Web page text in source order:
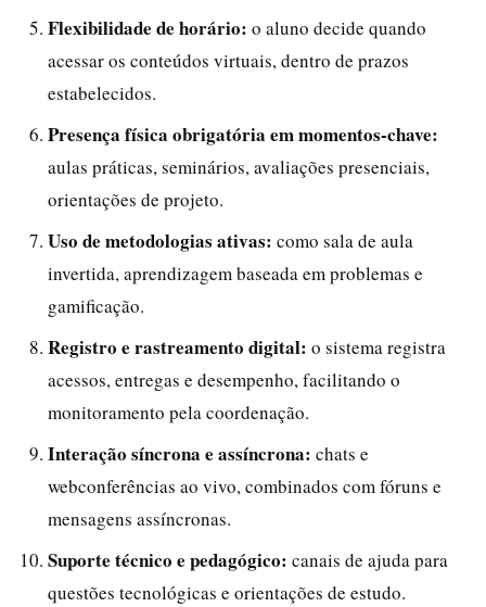
Flexibilidade de horário: o aluno decide quando
acessar os conteúdos virtuais, dentro de prazos
estabelecidos.
Presença física obrigatória em momentos-chave:
aulas práticas, seminários, avaliações presenciais,
orientações de projeto.
Uso de metodologias ativas: como sala de aula
invertida, aprendizagem baseada em problemas e
gamificação.
Registro e rastreamento digital: o sistema registra
acessos, entregas e desempenho, facilitando o
monitoramento pela coordenação.
Interação síncrona e assíncrona: chats e
webconferências ao vivo, combinados com fóruns e
mensagens assíncronas.
Suporte técnico e pedagógico: canais de ajuda para
questões tecnológicas e orientações de estudo.